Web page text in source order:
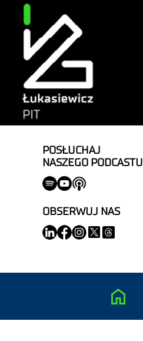
POSŁUCHAJ
NASZEGO PODCASTU
OBSERWUJ NAS